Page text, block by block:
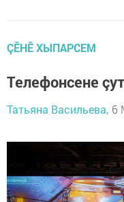
ÇӖНӖ ХЫПАРСЕМ
Телефонсене
Татьяна Васильева, 6